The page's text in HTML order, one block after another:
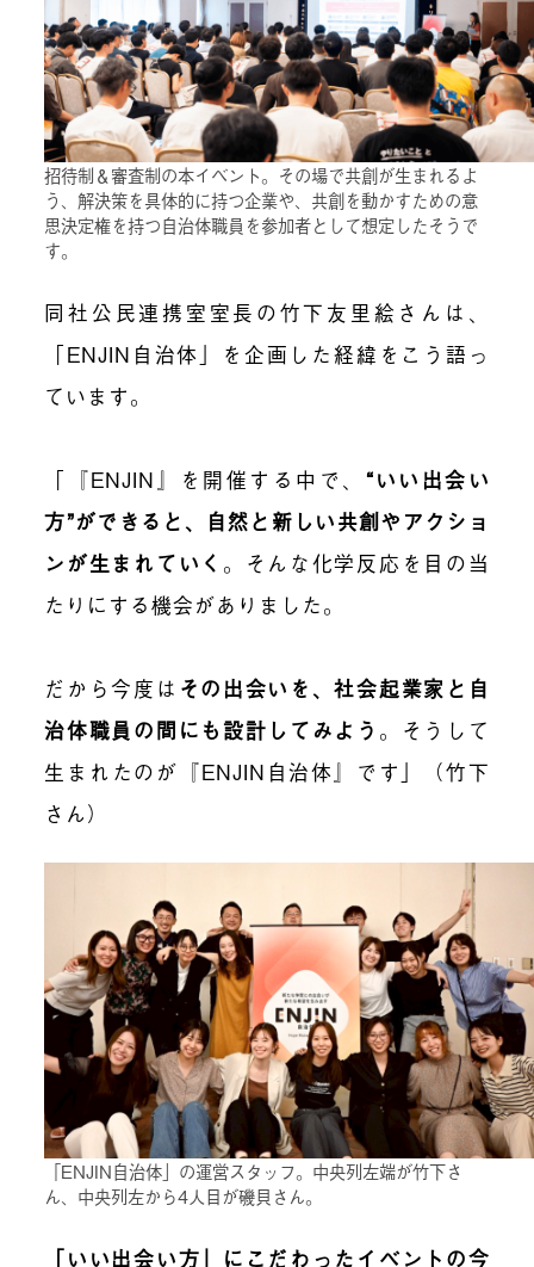
招待制＆審査制の本イベント。その場で共創が生まれるよ
う、解決策を具体的に持つ企業や、共創を動かすための意
思決定権を持つ自治体職員を参加者として想定したそうで
す。
同社公民連携室室長の竹下友里絵さんは、
「ENJIN自治体」を企画した経緯をこう語っ
ています。
「『ENJIN』を開催する中で、 “いい出会い
方”ができると、自然と新しい共創やアクショ
ンが生まれていく 。そんな化学反応を目の当
たりにする機会がありました。
だから今度は その出会いを、社会起業家と自
治体職員の間にも設計してみよう 。 そうして
生まれたのが『ENJIN自治体』です」（竹下
さん）
「ENJIN自治体」の運営スタッフ。中央列左端が竹下さ
ん、中央列左から4人目が磯貝さん。
「いい出会い方」にこだわったイベントの今